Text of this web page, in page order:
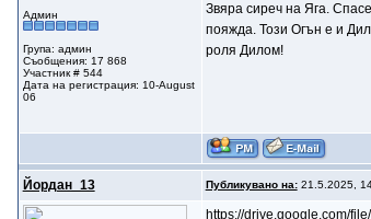
Админ
Група: админ
Съобщения: 17 868
Участник # 544
Дата на регистрация: 10-August
06
Звяра сиреч на Яга.
пояжда. Този Огън е и
роля Дилом!
Йордан_13 Публикувано на:21.5.2025,
https://drive.google.com/